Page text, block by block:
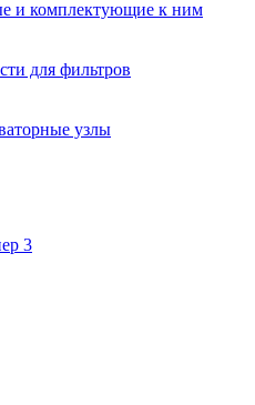
и комплектующие к ним
для фильтров
узлы